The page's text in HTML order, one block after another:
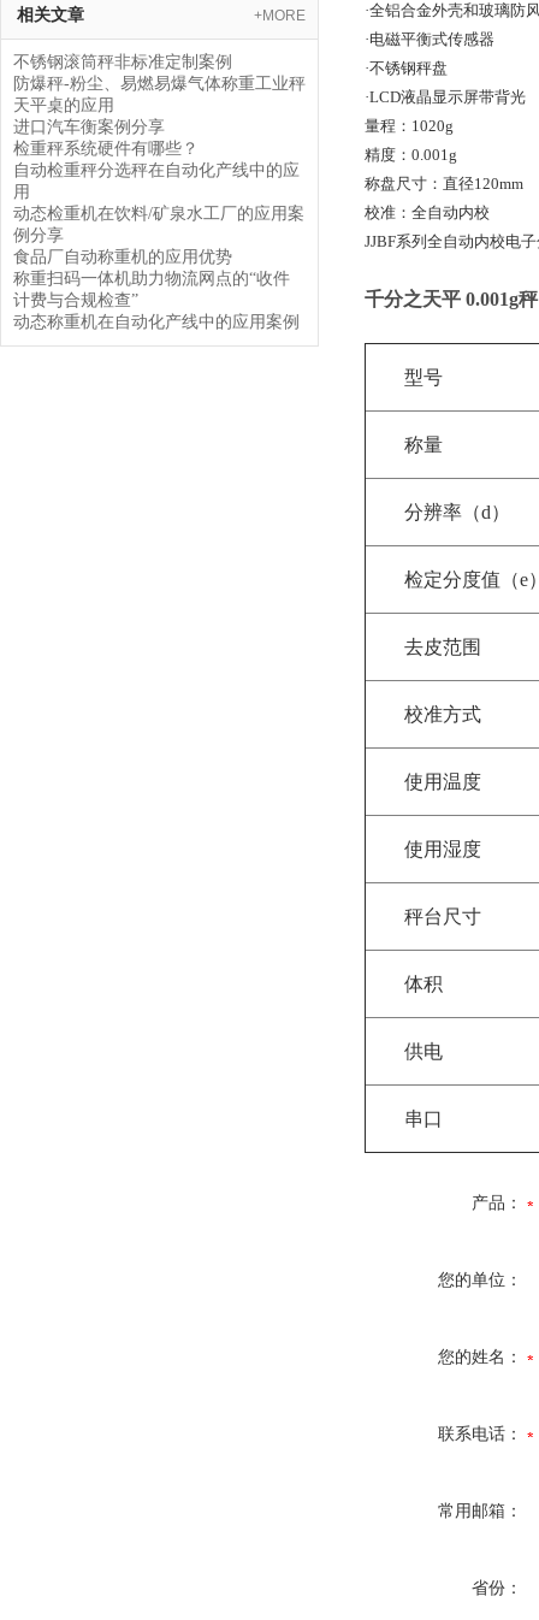
相关文章 +MORE
不锈钢滚筒秤非标准定制案例
防爆秤-粉尘、易燃易爆气体称重工业秤
天平桌的应用
进口汽车衡案例分享
检重秤系统硬件有哪些？
自动检重秤分选秤在自动化产线中的应
用
动态检重机在饮料/矿泉水工厂的应用案
例分享
食品厂自动称重机的应用优势
称重扫码一体机助力物流网点的“收件
计费与合规检查”
动态称重机在自动化产线中的应用案例
·全铝合金外壳和玻璃防
·电磁平衡式传感器
·不锈钢秤盘
·LCD液晶显示屏带背光
量程：1020g
精度：0.001g
称盘尺寸：直径120mm
校准：全自动内校
JJBF系列全自动内校电
千分之天平 0.001g秤
型号
称量
分辨率（d）
检定分度值（e
去皮范围
校准方式
使用温度
使用湿度
秤台尺寸
体积
供电
串口
产品：
您的单位：
您的姓名：
联系电话：
常用邮箱：
省份：